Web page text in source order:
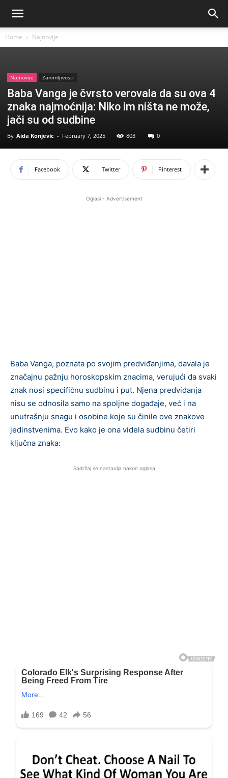
Home Najnovije
Najnovije Zanimljivosti
Baba Vanga je čvrsto verovala da su ova 4
znaka najmoćnija: Niko im ništa ne može,
jači su od sudbine
By Aida Konjevic - February 7, 2025 803 0
Facebook Twitter Pinterest
Oglasi - Advertisement
Baba Vanga, poznata po svojim predviđanjima, davala je
značajnu pažnju horoskopskim znacima, verujući da svaki
znak nosi specifičnu sudbinu i put. Njena predviđanja
nisu se odnosila samo na spoljne događaje, već i na
unutrašnju snagu i osobine koje su činile ove znakove
jedinstvenima. Evo kako je ona videla sudbinu četiri
ključna znaka:
Sadržaj se nastavlja nakon oglasa